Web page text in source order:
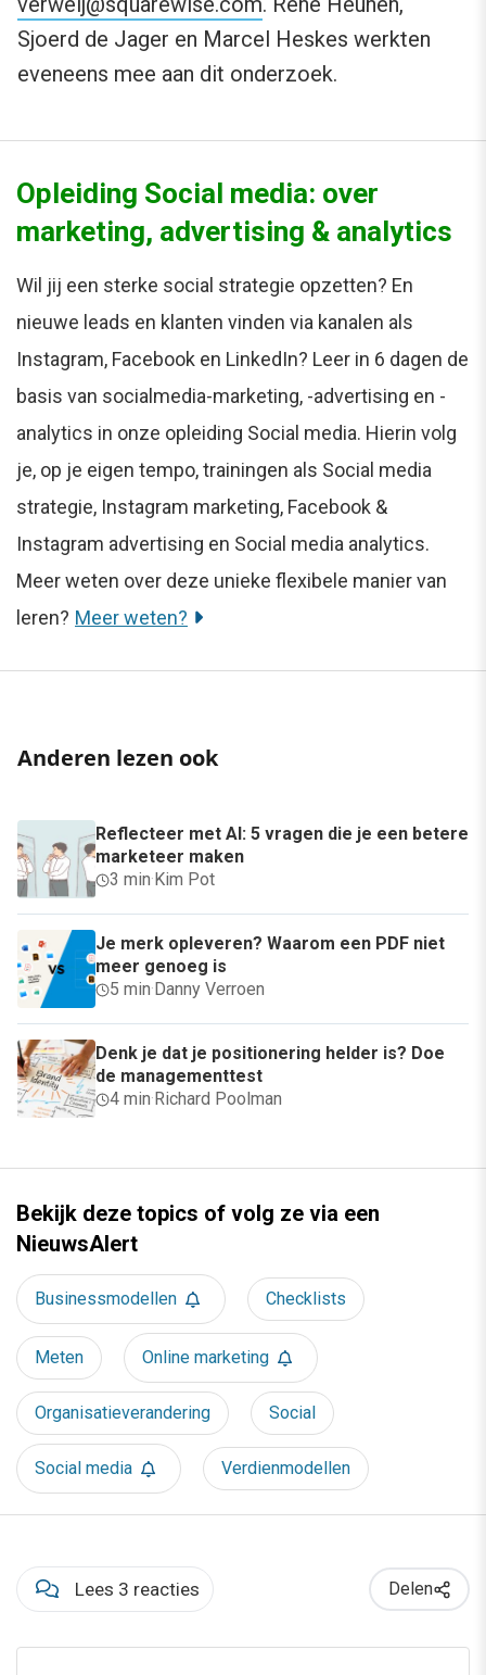
Sjoerd de Jager en Marcel Heskes werkten
eveneens mee aan dit onderzoek.
Opleiding Social media: over
marketing, advertising & analytics
Wil jij een sterke social strategie opzetten? En
nieuwe leads en klanten vinden via kanalen als
Instagram, Facebook en LinkedIn? Leer in 6 dagen de
basis van socialmedia-marketing, -advertising en -
analytics in onze opleiding Social media. Hierin volg
je, op je eigen tempo, trainingen als Social media
strategie, Instagram marketing, Facebook &
Instagram advertising en Social media analytics.
Meer weten over deze unieke flexibele manier van
leren? Meer weten?
Anderen lezen ook
Reflecteer met AI: 5 vragen die je een betere
marketeer maken
3 min·Kim Pot
Je merk opleveren? Waarom een PDF niet
meer genoeg is
5 min·Danny Verroen
Denk je dat je positionering helder is? Doe
de managementtest
4 min·Richard Poolman
Bekijk deze topics of volg ze via een
NieuwsAlert
Businessmodellen Checklists
Meten Online marketing
Organisatieverandering Social
Social media Verdienmodellen
Lees 3 reacties Delen